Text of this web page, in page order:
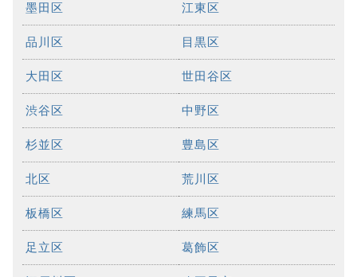
墨田区 江東区
品川区 目黒区
大田区 世田谷区
渋谷区 中野区
杉並区 豊島区
北区 荒川区
板橋区 練馬区
足立区 葛飾区